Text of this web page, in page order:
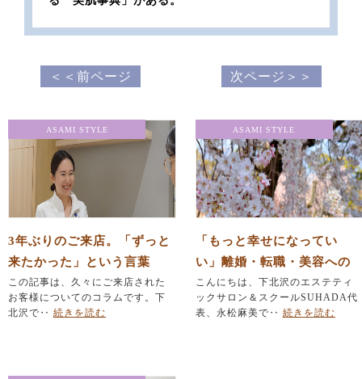
＜＜前ページ 次ページ＞＞
ASAMI STYLE
3年ぶりのご来店。「ずっと
来たかった」という言葉
に、胸がいっぱいになりま
した。
この記事は、久々にご来店された
お客様についてのコラムです。下
北沢で‥ 続きを読む
ASAMI STYLE
「もっと幸せになってい
い」離婚・転職・美容への
挑戦に悩むあなたへ
こんにちは、下北沢のエステティ
ックサロン＆スクールSUHADA代
表、永松麻美で‥ 続きを読む